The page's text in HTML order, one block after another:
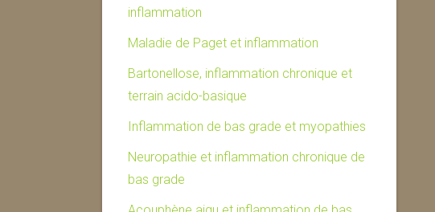
inflammation
Maladie de Paget et inflammation
Bartonellose, inflammation chronique et
terrain acido-basique
Inflammation de bas grade et myopathies
Neuropathie et inflammation chronique de
bas grade